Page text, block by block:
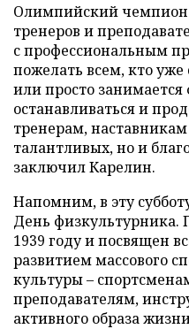
Олимпийский чемпион
тренеров и
с профессиональным
пожелать всем, кто
или просто занимается
останавливаться и
тренерам,
талантливых, но и
заключил Карелин.
Напомним, в эту
День физкультурника.
1939 году и посвящен
развитием массового
культуры –
преподавателям,
активного образа